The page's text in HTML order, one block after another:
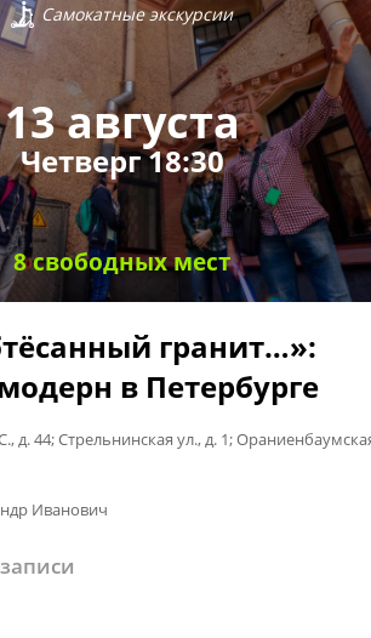
Самокатные экскурсии
13 августа
Четверг 18:30
8 свободных мест
гранит…»:
в Петербурге
д. 44; Стрельнинская ул., д. 1;
Иванович